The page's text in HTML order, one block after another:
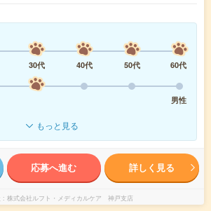
30代 40代 50代
60代
男性
もっと見る
応募へ進む 詳しく見る
株式会社ルフト・メディカルケア 神戸支店